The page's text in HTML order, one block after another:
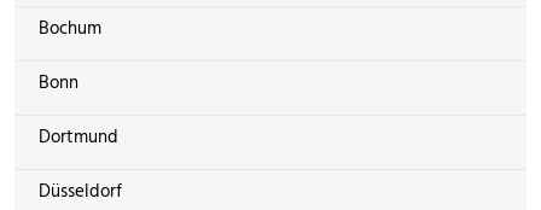
Bochum
Bonn
Dortmund
Düsseldorf